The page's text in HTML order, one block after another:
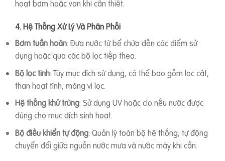
hoạt bơm hoặc van khi cần thiết.
4. Hệ Thống Xử Lý Và Phân Phối
Bơm tuần hoàn: Đưa nước từ bể chứa đến các điểm sử
dụng hoặc qua các bộ lọc tiếp theo.
Bộ lọc tinh: Tùy mục đích sử dụng, có thể bao gồm lọc cát,
than hoạt tính, màng vi lọc.
Hệ thống khử trùng: Sử dụng UV hoặc clo nếu nước được
dùng cho mục đích sinh hoạt.
Bộ điều khiển tự động: Quản lý toàn bộ hệ thống, tự động
chuyển đổi giữa nguồn nước mưa và nước máy khi cần.